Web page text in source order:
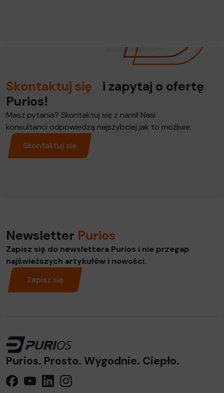
Skontaktuj się i zapytaj o ofertę
Purios!
Masz pytania? Skontaktuj się z nami! Nasi
konsultanci odpowiedzą najszybciej jak to możliwe.
Skontaktuj sie
Newsletter Purios
Zapisz się do newslettera Purios i nie przegap
najświeższych artykułów i nowości.
Zapisz się
Purios. Prosto. Wygodnie. Ciepło.
Purios FBYouTubelinkedininstagram